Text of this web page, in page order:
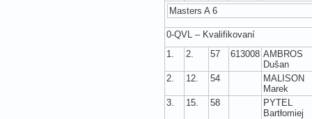
Masters A 6
0-QVL – Kvalifikovaní
1.
2. 57 613008 AMBROS
Dušan
2.
12. 54
MALISON
Marek
3.
15. 58
PYTEL
Bartłomiej